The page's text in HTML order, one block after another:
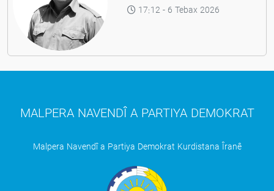
17:12 - 6 Tebax 2026
MALPERA NAVENDÎ A PARTIYA DEMOKRAT
Malpera Navendî a Partiya Demokrat Kurdistana Îranê